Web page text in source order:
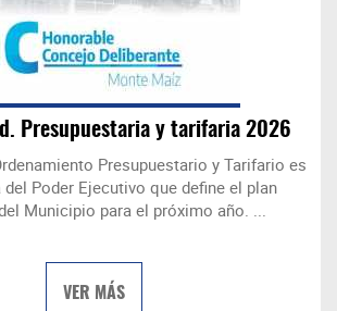
Presupuestaria y tarifaria 2026
Presupuestario y Tarifario es
Poder Ejecutivo que define el plan
Municipio para el próximo año. ...
VER MÁS